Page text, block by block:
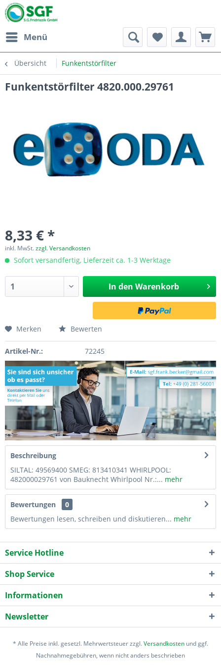
Menü
Übersicht Funkentstörfilter
Funkentstörfilter 4820.000.29761
8,33 € *
inkl. MwSt.zzgl. Versandkosten
Sofort versandfertig, Lieferzeit ca. 1-3 Werktage
In den Warenkorb
Merken Bewerten
Artikel-Nr.: 72245
Beschreibung
SILTAL: 49569400 SMEG: 813410341 WHIRLPOOL:
482000029761 von Bauknecht Whirlpool Nr.:... mehr
Bewertungen
0
Bewertungen lesen, schreiben und diskutieren... mehr
Service Hotline
Shop Service
Informationen
Newsletter
* Alle Preise inkl. gesetzl. Mehrwertsteuer zzgl.Versandkosten und ggf.
Nachnahmegebühren, wenn nicht anders beschrieben